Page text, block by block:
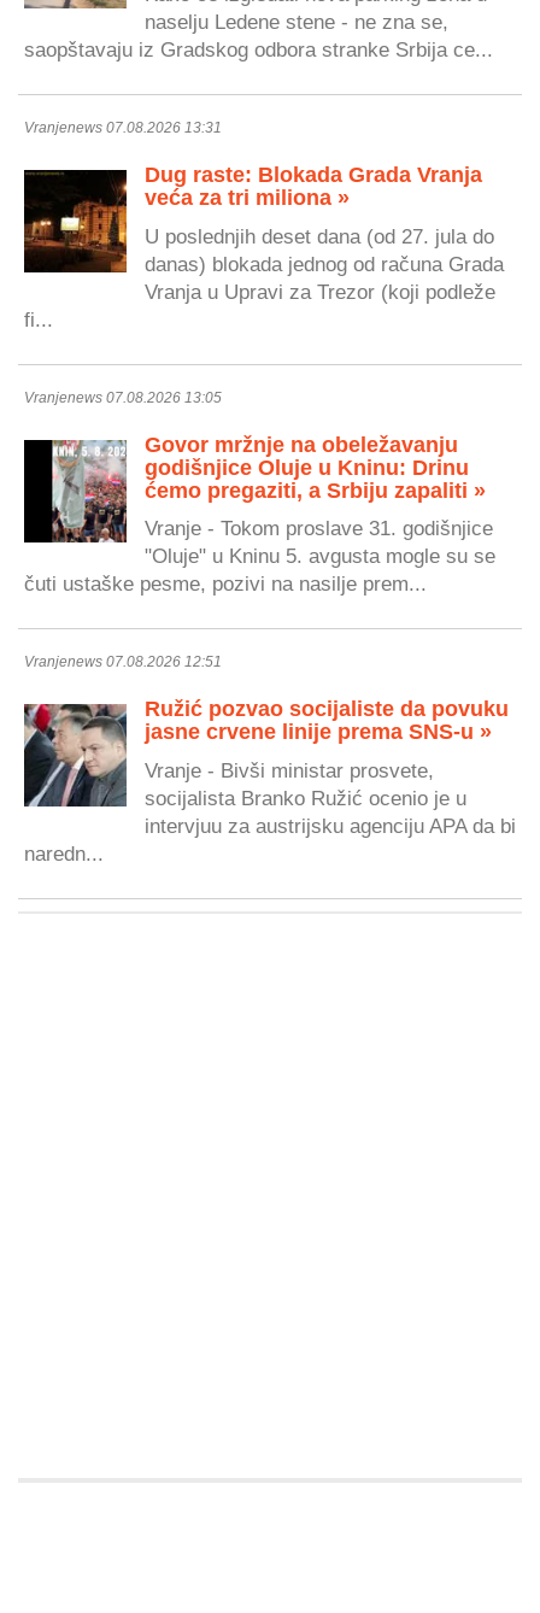
naselju Ledene stene - ne zna se,
saopštavaju iz Gradskog odbora stranke Srbija ce...
Vranjenews 07.08.2026 13:31
Dug raste: Blokada Grada Vranja
veća za tri miliona »
U poslednjih deset dana (od 27. jula do
danas) blokada jednog od računa Grada
Vranja u Upravi za Trezor (koji podleže
fi...
Vranjenews 07.08.2026 13:05
Govor mržnje na obeležavanju
godišnjice Oluje u Kninu: Drinu
ćemo pregaziti, a Srbiju zapaliti »
Vranje - Tokom proslave 31. godišnjice
"Oluje" u Kninu 5. avgusta mogle su se
čuti ustaške pesme, pozivi na nasilje prem...
Vranjenews 07.08.2026 12:51
Ružić pozvao socijaliste da povuku
jasne crvene linije prema SNS-u »
Vranje - Bivši ministar prosvete,
socijalista Branko Ružić ocenio je u
intervjuu za austrijsku agenciju APA da bi
naredn...